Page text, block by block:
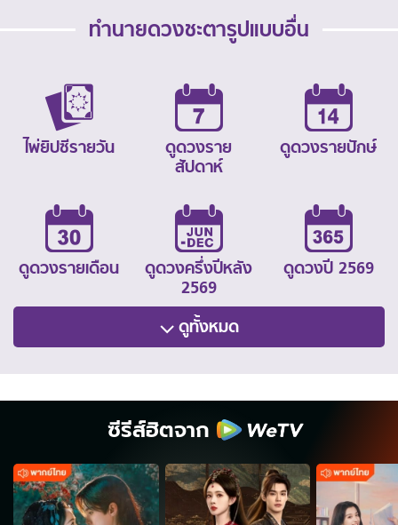
ทำนายดวงชะตารูปแบบอื่น
ไพ่ยิปซีรายวัน
ดูดวงราย
สัปดาห์
ดูดวงรายปักษ์
ดูดวงรายเดือน
ดูดวงครึ่งปีหลัง
2569
ดูดวงปี 2569
ดูทั้งหมด
ซีรีส์ฮิตจาก